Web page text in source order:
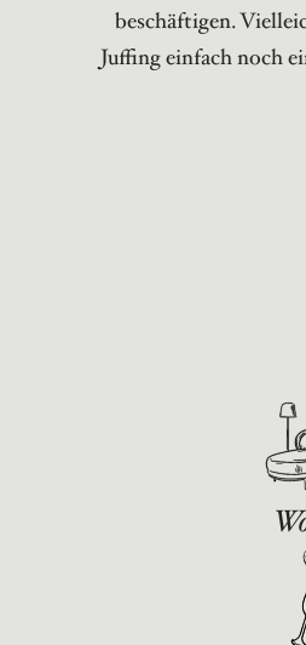
beschäftigen.
Juffing einfach noch